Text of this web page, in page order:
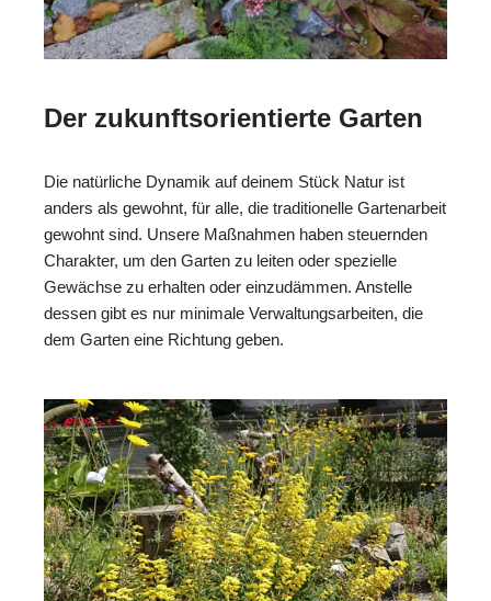
Der zukunftsorientierte Garten
Die natürliche Dynamik auf deinem Stück Natur ist
anders als gewohnt, für alle, die traditionelle Gartenarbeit
gewohnt sind. Unsere Maßnahmen haben steuernden
Charakter, um den Garten zu leiten oder spezielle
Gewächse zu erhalten oder einzudämmen. Anstelle
dessen gibt es nur minimale Verwaltungsarbeiten, die
dem Garten eine Richtung geben.